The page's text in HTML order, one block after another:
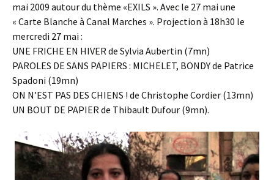
mai 2009 autour du thème «EXILS ». Avec le 27 mai une
« Carte Blanche à Canal Marches ». Projection à 18h30 le
mercredi 27 mai :
UNE FRICHE EN HIVER de Sylvia Aubertin (7mn)
PAROLES DE SANS PAPIERS : MICHELET, BONDY de Patrice
Spadoni (19mn)
ON N’EST PAS DES CHIENS ! de Christophe Cordier (13mn)
UN BOUT DE PAPIER de Thibault Dufour (9mn).